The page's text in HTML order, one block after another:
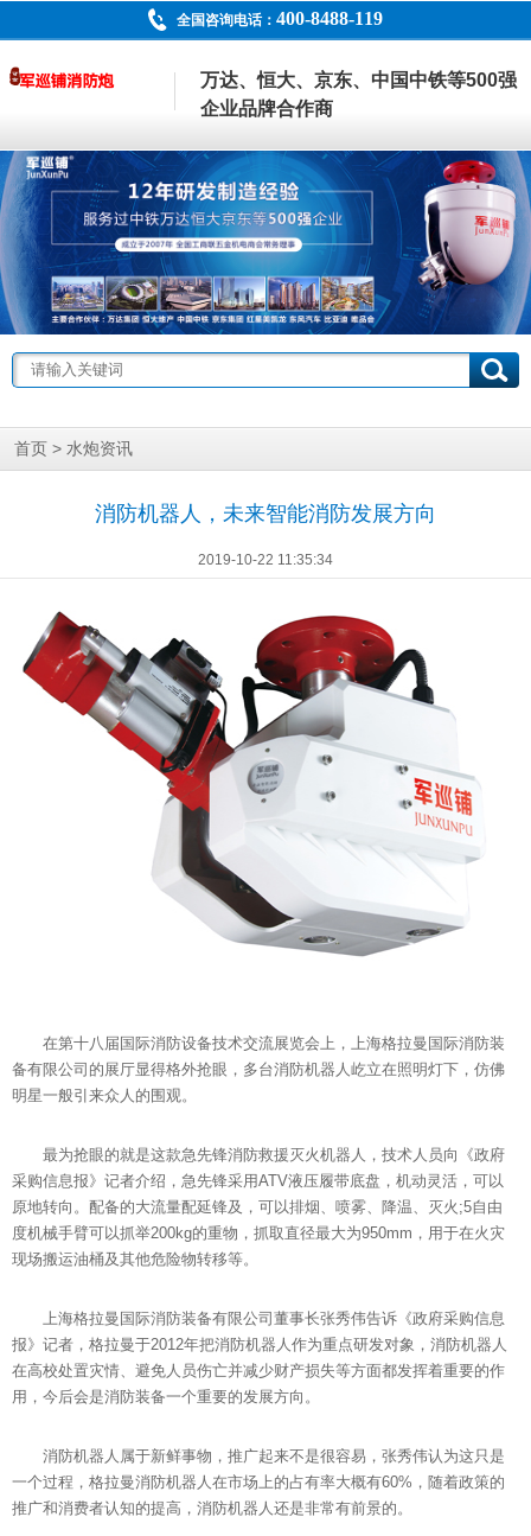
全国咨询电话： 400-8488-119
万达、恒大、京东、中国中铁等500强
企业品牌合作商
首页 > 水炮资讯
消防机器人，未来智能消防发展方向
2019-10-22 11:35:34
在第十八届国际消防设备技术交流展览会上，上海格拉曼国际消防装
备有限公司的展厅显得格外抢眼，多台消防机器人屹立在照明灯下，仿佛
明星一般引来众人的围观。
最为抢眼的就是这款急先锋消防救援灭火机器人，技术人员向《政府
采购信息报》记者介绍，急先锋采用ATV液压履带底盘，机动灵活，可以
原地转向。配备的大流量配延锋及，可以排烟、喷雾、降温、灭火;5自由
度机械手臂可以抓举200kg的重物，抓取直径最大为950mm，用于在火灾
现场搬运油桶及其他危险物转移等。
上海格拉曼国际消防装备有限公司董事长张秀伟告诉《政府采购信息
报》记者，格拉曼于2012年把消防机器人作为重点研发对象，消防机器人
在高校处置灾情、避免人员伤亡并减少财产损失等方面都发挥着重要的作
用，今后会是消防装备一个重要的发展方向。
消防机器人属于新鲜事物，推广起来不是很容易，张秀伟认为这只是
一个过程，格拉曼消防机器人在市场上的占有率大概有60%，随着政策的
推广和消费者认知的提高，消防机器人还是非常有前景的。